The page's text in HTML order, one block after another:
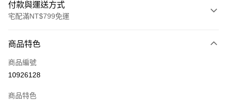
付款與運送方式
宅配滿NT$799免運
icash Pay
信用卡一次付款
商品特色
商品編號
10926128
商品特色